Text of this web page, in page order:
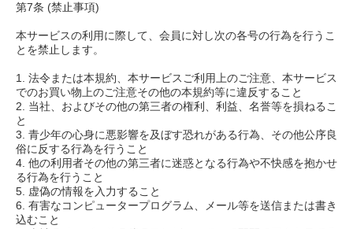
第7条 (禁止事項)
本サービスの利用に際して、会員に対し次の各号の行為を行うこ
とを禁止します。
1. 法令または本規約、本サービスご利用上のご注意、本サービス
でのお買い物上のご注意その他の本規約等に違反すること
2. 当社、およびその他の第三者の権利、利益、名誉等を損ねるこ
と
3. 青少年の心身に悪影響を及ぼす恐れがある行為、その他公序良
俗に反する行為を行うこと
4. 他の利用者その他の第三者に迷惑となる行為や不快感を抱かせ
る行為を行うこと
5. 虚偽の情報を入力すること
6. 有害なコンピュータープログラム、メール等を送信または書き
込むこと